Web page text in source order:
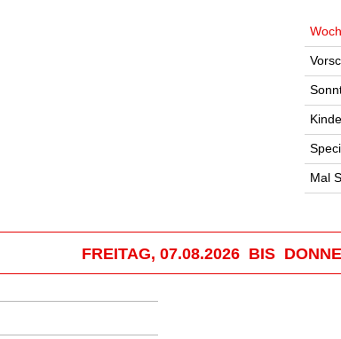
Mal
FREITAG, 07.08.2026 BIS